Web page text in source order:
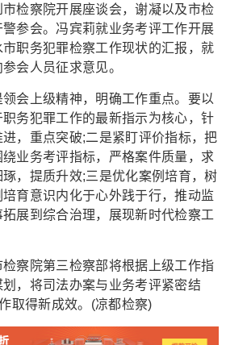
察院开展座谈会，谢凝以及市检
参会。冯宾莉就业务考评工作开展
职务犯罪检察工作现状的汇报，就
会人员征求意见。
上级精神，明确工作重点。要以
务犯罪工作的最新指示为核心，针
，重点突破;二是紧盯评价指标，把
业务考评指标，严格案件质量，求
，提质升效;三是优化案例培育，树
育意识内化于心外践于行，推动监
展到综合治理，展现新时代检察工
院第三检察部将根据上级工作指
，将司法办案与业务考评紧密结
取得新成效。(凉都检察)